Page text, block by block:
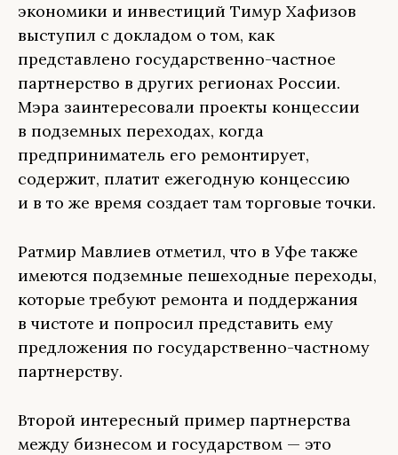
экономики и инвестиций Тимур Хафизов
выступил с докладом о том, как
представлено государственно-частное
партнерство в других регионах России.
Мэра заинтересовали проекты концессии
в подземных переходах, когда
предприниматель его ремонтирует,
содержит, платит ежегодную концессию
и в то же время создает там торговые точки.
Ратмир Мавлиев отметил, что в Уфе также
имеются подземные пешеходные переходы,
которые требуют ремонта и поддержания
в чистоте и попросил представить ему
предложения по государственно-частному
партнерству.
Второй интересный пример партнерства
между бизнесом и государством — это